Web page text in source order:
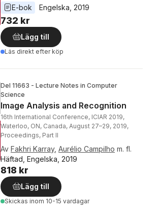
E-bok
Engelska 2019
732 kr
Lägg till
Läs direkt efter köp
Del 11663 - Lecture Notes in Computer
Science
Image Analysis and Recognition
16th International Conference, ICIAR 2019,
Waterloo, ON, Canada, August 27–29, 2019,
Proceedings, Part II
Av Fakhri Karray, Aurélio Campilho m. fl.
Häftad, Engelska, 2019
818 kr
Lägg till
Skickas inom 10-15 vardagar